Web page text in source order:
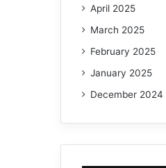
April 2025
March 2025
February 2025
January 2025
December 2024